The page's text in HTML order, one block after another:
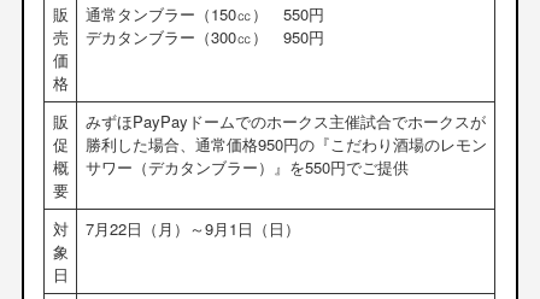
販
売
価
格
通常タンブラー（150㏄） 550円
デカタンブラー（300㏄） 950円
販
促
概
要
みずほPayPayドームでのホークス主催試合でホークスが
勝利した場合、通常価格950円の『こだわり酒場のレモン
サワー（デカタンブラー）』を550円でご提供
対
象
日
7月22日（月）～9月1日（日）